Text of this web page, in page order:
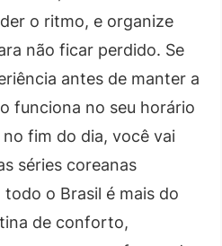
o ritmo, e organize
não ficar perdido. Se
antes de manter a
funciona no seu horário
no fim do dia, você vai
séries coreanas
o Brasil é mais do
de conforto,